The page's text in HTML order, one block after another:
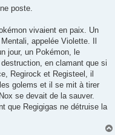
poste.
vivaient en paix. Un
appelée Violette. Il
jour, un Pokémon, le
en clamant que si
Regirock et Registeel, il
golems et il se mit à tirer
se devait de la sauver.
que Regigigas ne détruise la